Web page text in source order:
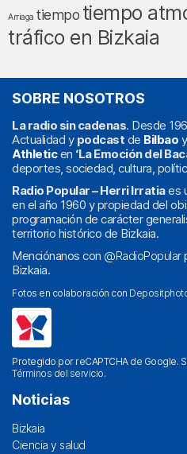
Arriaga tiempo tiempo
tráfico en Bizkaia
SOBRE NOSOTROS
La radio sin cadenas. Desde
Actualidad y podcast de Bilbao y
Athleticen ‘La Emoción del
deportes, sociedad, cultura,
Radio Popular – Herri Irratiaes
en el año 1960 y propiedad del
programación de carácter
territorio histórico de Bizkaia.
Menciónanos con @RadioPopular
Bizkaia.
Fotos en colaboración con
Protegido por reCAPTCHA de Google.
Términos del servicio.
Noticias
Bizkaia
Ciencia y salud